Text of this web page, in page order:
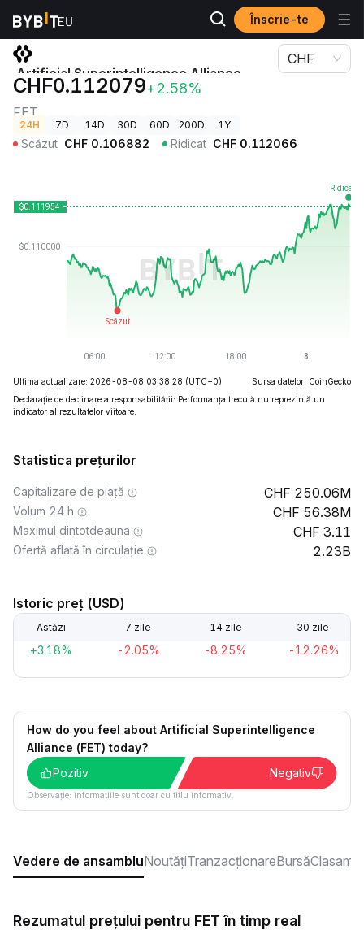
Înscrie-te
Prețuri Crypto Artificial Superintelligence Alliance Price FET
Artificial Superintelligence Alliance
Price
FET
CHF0.112079+2.58%
CHF
24H 7D 14D 30D 60D 200D 1Y
Scăzut CHF 0.106882 Ridicat CHF 0.112066
Ultima actualizare: 2026-08-08 03:38:28 (UTC+0)
Sursa datelor: CoinGecko
Declarație de declinare a responsabilității: Performanța trecută nu reprezintă un
indicator al rezultatelor viitoare.
Statistica prețurilor
Capitalizare de piață 250.06M
Volum 24 h 56.38M
Maximul dintotdeauna 3.11
Ofertă aflată în circulație 2.23B
Istoric preț (USD)
Astăzi 7 zile 14 zile 30 zile
+3.18% -2.05% -8.25% -12.26%
How do you feel about Artificial Superintelligence
Alliance (FET) today?
Pozitiv
Negativ
Observație: informațiile sunt doar cu titlu informativ.
Vedere de ansambluNoutățiTranzacționareBursă
Rezumatul prețului pentru FET în timp real